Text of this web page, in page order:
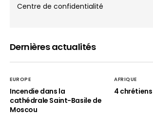
Centre de confidentialité
Dernières actualités
EUROPE
Incendie dans la
cathédrale Saint-Basile de
Moscou
AFRIQUE
4